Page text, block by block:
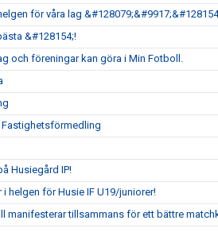
för våra lag
&#128154;!
och föreningar kan göra i Min Fotboll.
Husiegård IP!
i helgen för Husie IF U19/juniorer!
manifesterar tillsammans för ett bättre